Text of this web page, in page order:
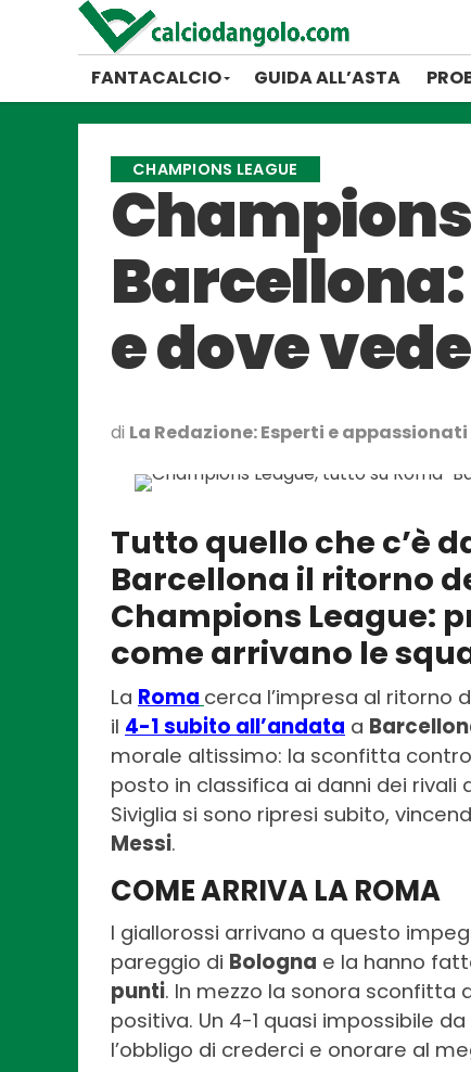
FANTACALCIO GUIDA ALL’ASTA
CHAMPIONS LEAGUE
e dove
di La Redazione: Esperti e
Tutto quello che c’è
Barcellona il ritorno
Champions League:
come arrivano le
La Roma cerca l’impresa al ritorno
il 4-1 subito all’andata a
morale altissimo: la sconfitta
posto in classifica ai danni dei rivali
Siviglia si sono ripresi subito,
Messi.
COME ARRIVA LA ROMA
I giallorossi arrivano a questo
pareggio di Bologna e la hanno
punti. In mezzo la sonora sconfitta
positiva. Un 4-1 quasi impossibile
l’obbligo di crederci e onorare al